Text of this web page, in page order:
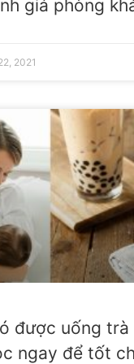
giá phòng
2021
được uống trà
ngay để tốt